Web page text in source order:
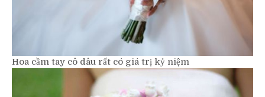
Hoa cầm tay cô dâu rất có giá trị kỷ niệm